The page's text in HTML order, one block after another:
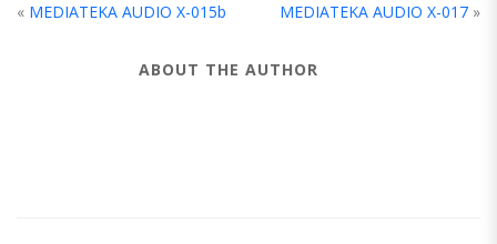
« MEDIATEKA AUDIO X-015b MEDIATEKA AUDIO X-017 »
ABOUT THE AUTHOR